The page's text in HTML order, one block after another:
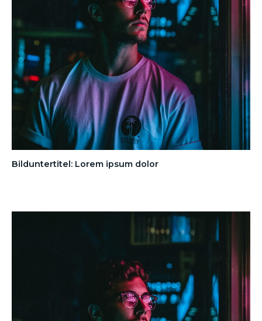
Bilduntertitel: Lorem ipsum dolor